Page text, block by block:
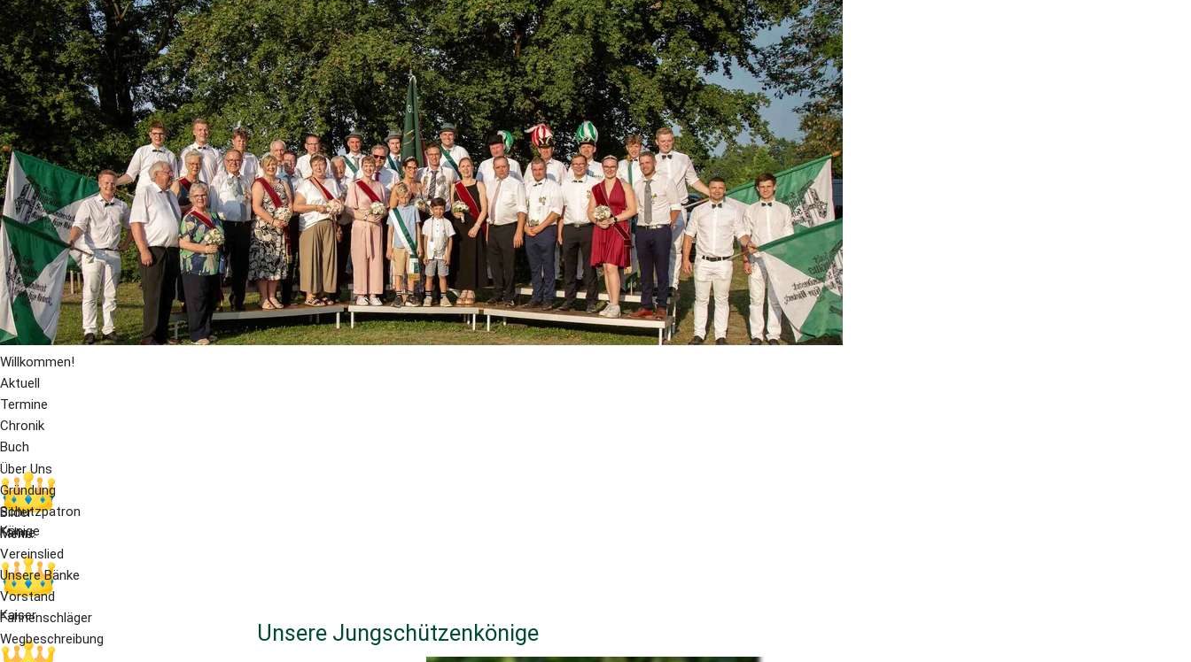
Willkommen!
Aktuell
Termine
Chronik
Buch
Könige
Kaiser
Über Uns
Gründung
Schutzpatron
Fahne
Vereinslied
Unsere Bänke
Vorstand
Fahnenschläger
Wegbeschreibung
Bilder
Mehr...
Unsere Jungschützenkönige